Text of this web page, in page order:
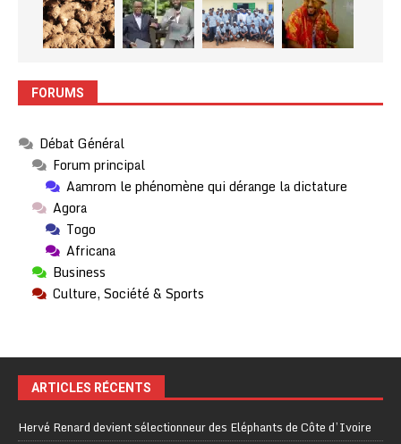
FORUMS
Débat Général
Forum principal
Aamrom le phénomène qui dérange la dictature
Agora
Togo
Africana
Business
Culture, Société & Sports
ARTICLES RÉCENTS
Hervé Renard devient sélectionneur des Eléphants de Côte d’Ivoire